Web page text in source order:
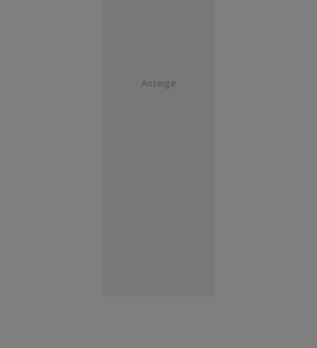
Anzeige